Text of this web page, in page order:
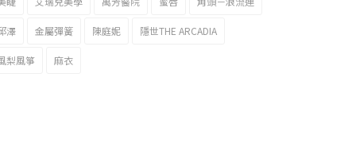
澤 金屬彈簧 陳庭妮 隱世THE ARCADIA
梨風箏 麻衣